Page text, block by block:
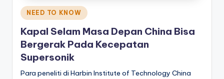
Posted
in
NEED TO KNOW
Kapal Selam Masa Depan China Bisa
Bergerak Pada Kecepatan
Supersonik
Para peneliti di Harbin Institute of Technology China